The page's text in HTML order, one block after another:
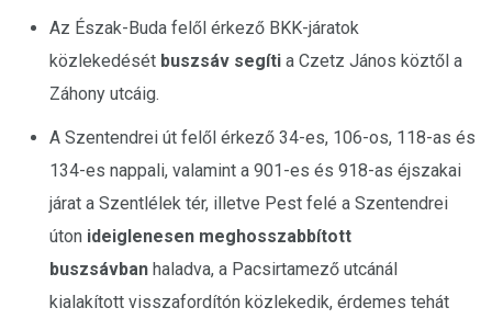
Az Észak-Buda felől érkező BKK-járatok
közlekedését buszsáv segíti a Czetz János köztől a
Záhony utcáig.
A Szentendrei út felől érkező 34-es, 106-os, 118-as és
134-es nappali, valamint a 901-es és 918-as éjszakai
járat a Szentlélek tér, illetve Pest felé a Szentendrei
úton ideiglenesen meghosszabbított
buszsávban haladva, a Pacsirtamező utcánál
kialakított visszafordítón közlekedik, érdemes tehát